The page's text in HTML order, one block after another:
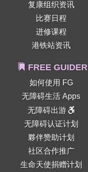
复康组织资讯
比赛日程
进修课程
港铁站资讯
FREE GUIDER
如何使用 FG
无障碍生活 Apps
无障碍出游
无障碍认证计划
夥伴赞助计划
社区合作推广
生命天使捐赠计划